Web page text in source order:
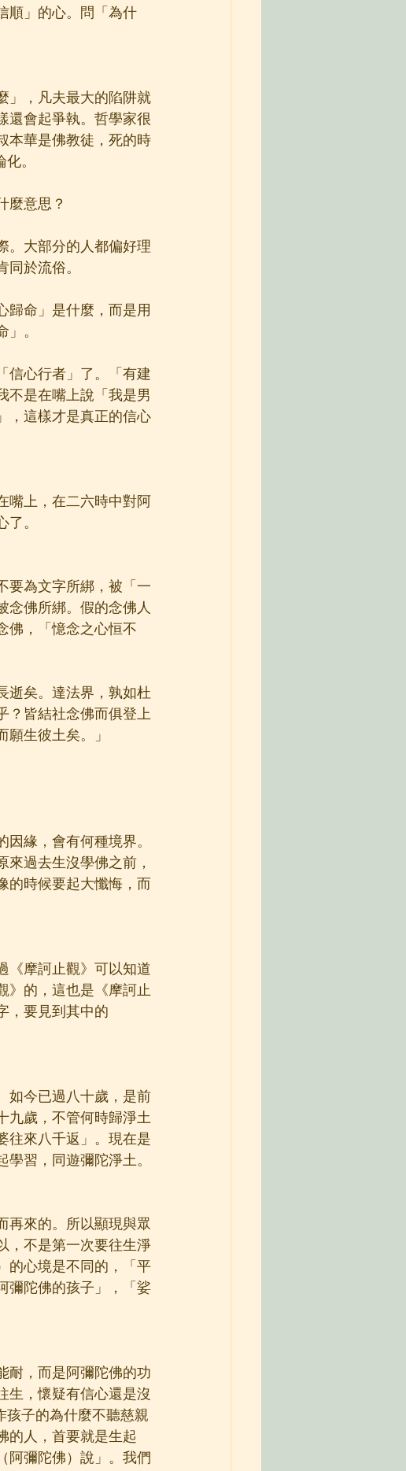
順」的心。問「為什
」，凡夫最大的陷阱就
還會起爭執。哲學家很
本華是佛教徒，死的時
。
麼意思？
。大部分的人都偏好理
於流俗。
歸命」是什麼，而是用
」。
信心行者」了。「有建
不是在嘴上說「我是男
，這樣才是真正的信心
嘴上，在二六時中對阿
了。
要為文字所綁，被「一
念佛所綁。假的念佛人
佛，「憶念之心恒不
逝矣。達法界，孰如杜
？皆結社念佛而俱登上
生彼土矣。」
緣，會有何種境界。
過去生沒學佛之前，
的時候要起大懺悔，而
《摩訶止觀》可以知道
》的，這也是《摩訶止
，要見到其中的
如今已過八十歲，是前
九歲，不管何時歸淨土
往來八千返」。現在是
習，同遊彌陀淨土。
再來的。所以顯現與眾
，不是第一次要往生淨
的心境是不同的，「平
彌陀佛的孩子」，「娑
耐，而是阿彌陀佛的功
生，懷疑有信心還是沒
子的為什麼不聽慈親
的人，首要就是生起
阿彌陀佛）說」。我們